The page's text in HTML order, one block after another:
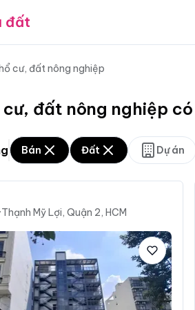
đất
cư, đất nông nghiệp
đất nông nghiệp
Bán Đất Dự án
·Thạnh Mỹ Lợi, Quận 2, HCM